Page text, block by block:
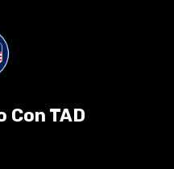
Con TAD